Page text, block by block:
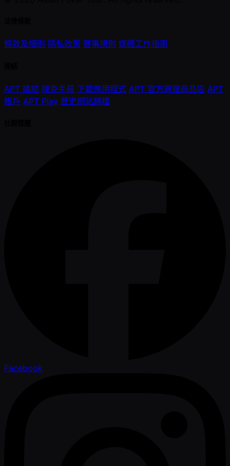
條款及細則 隱私政策 賽事規則 媒體工作指南
APT 連結 撲克手冊 下載應用程式 APT 官方周邊商品店 APT
帳戶 APT Play 歷史網站歸檔
Facebook